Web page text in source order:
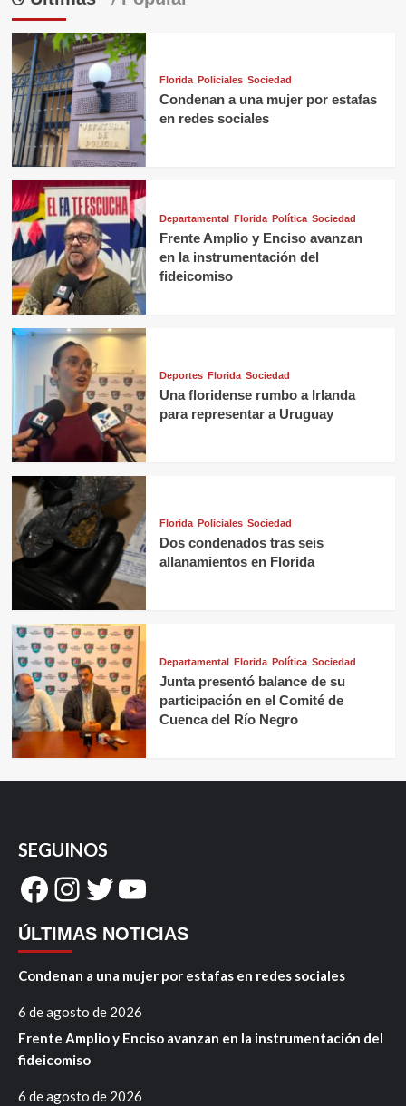
Florida Policiales Sociedad
Condenan a una mujer por estafas
en redes sociales
Departamental Florida Política Sociedad
Frente Amplio y Enciso avanzan
en la instrumentación del
fideicomiso
Deportes Florida Sociedad
Una floridense rumbo a Irlanda
para representar a Uruguay
Florida Policiales Sociedad
Dos condenados tras seis
allanamientos en Florida
Departamental Florida Política Sociedad
Junta presentó balance de su
participación en el Comité de
Cuenca del Río Negro
SEGUINOS
Facebook
Instagram
Twitter
YouTube
ÚLTIMAS NOTICIAS
Condenan a una mujer por estafas en redes sociales
6 de agosto de 2026
Frente Amplio y Enciso avanzan en la instrumentación del
fideicomiso
6 de agosto de 2026